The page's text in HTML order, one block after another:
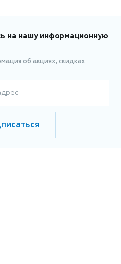
на нашу информационную
об акциях, скидках